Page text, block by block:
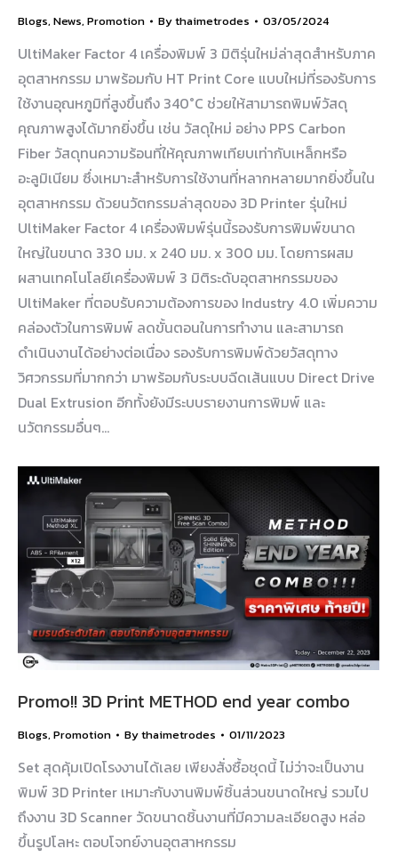
Blogs, News, Promotion Bythaimetrodes 03/05/2024
UltiMaker Factor 4 เครื่องพิมพ์ 3 มิติรุ่นใหม่ล่าสุดสำหรับภาค
อุตสาหกรรม มาพร้อมกับ HT Print Core แบบใหม่ที่รองรับการ
ใช้งานอุณหภูมิที่สูงขึ้นถึง 340°C ช่วยให้สามารถพิมพ์วัสดุ
คุณภาพสูงได้มากยิ่งขึ้น เช่น วัสดุใหม่ อย่าง PPS Carbon
Fiber วัสดุทนความร้อนที่ให้คุณภาพเทียบเท่ากับเหล็กหรือ
อะลูมิเนียม ซึ่งเหมาะสำหรับการใช้งานที่หลากหลายมากยิ่งขึ้นใน
อุตสาหกรรม ด้วยนวัตกรรมล่าสุดของ 3D Printer รุ่นใหม่
UltiMaker Factor 4 เครื่องพิมพ์รุ่นนี้รองรับการพิมพ์ขนาด
ใหญ่ในขนาด 330 มม. x 240 มม. x 300 มม. โดยการผสม
ผสานเทคโนโลยีเครื่องพิมพ์ 3 มิติระดับอุตสาหกรรมของ
UltiMaker ที่ตอบรับความต้องการของ Industry 4.0 เพิ่มความ
คล่องตัวในการพิมพ์ ลดขั้นตอนในการทำงาน และสามารถ
ดำเนินงานได้อย่างต่อเนื่อง รองรับการพิมพ์ด้วยวัสดุทาง
วิศวกรรมที่มากกว่า มาพร้อมกับระบบฉีดเส้นแบบ Direct Drive
Dual Extrusion อีกทั้งยังมีระบบรายงานการพิมพ์ และ
นวัตกรรมอื่นๆ…
Promo!! 3D Print METHOD end year combo
Blogs, Promotion Bythaimetrodes 01/11/2023
Set สุดคุ้มเปิดโรงงานได้เลย เพียงสั่งซื้อชุดนี้ ไม่ว่าจะเป็นงาน
พิมพ์ 3D Printer เหมาะกับงานพิมพ์ชิ้นส่วนขนาดใหญ่ รวมไป
ถึงงาน 3D Scanner วัดขนาดชิ้นงานที่มีความละเอียดสูง หล่อ
ขึ้นรูปโลหะ ตอบโจทย์งานอุตสาหกรรม